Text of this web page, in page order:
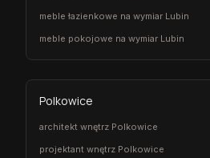
meble łazienkowe na wymiar Lubin
meble pokojowe na wymiar Lubin
Polkowice
architekt wnętrz Polkowice
projektant wnętrz Polkowice